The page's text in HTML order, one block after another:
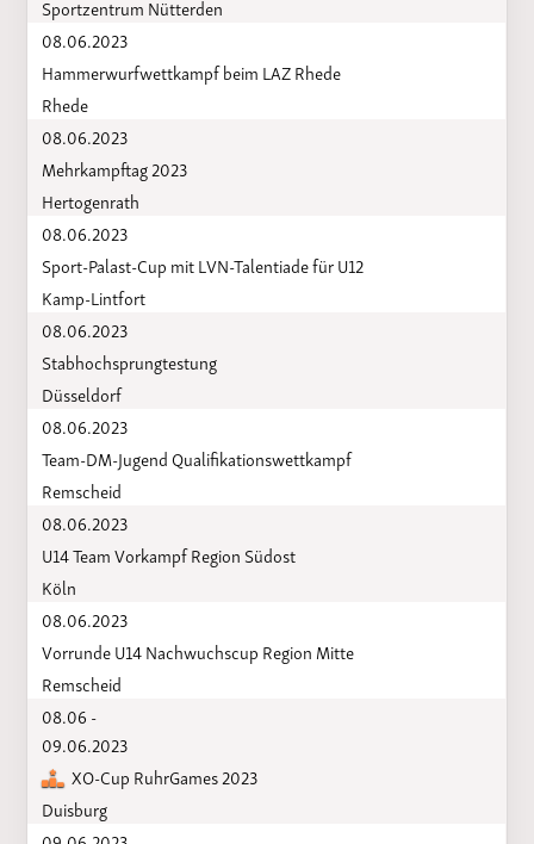
Sportzentrum Nütterden
08.06.2023
Hammerwurfwettkampf beim LAZ Rhede
Rhede
08.06.2023
Mehrkampftag 2023
Hertogenrath
08.06.2023
Sport-Palast-Cup mit LVN-Talentiade für U12
Kamp-Lintfort
08.06.2023
Stabhochsprungtestung
Düsseldorf
08.06.2023
Team-DM-Jugend Qualifikationswettkampf
Remscheid
08.06.2023
U14 Team Vorkampf Region Südost
Köln
08.06.2023
Vorrunde U14 Nachwuchscup Region Mitte
Remscheid
08.06 -
09.06.2023
XO-Cup RuhrGames 2023
Duisburg